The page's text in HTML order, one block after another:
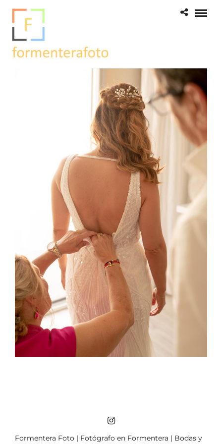
Formentera Foto | Fotógrafo en Formentera | Bodas y